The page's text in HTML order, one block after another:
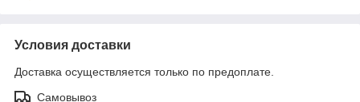
Условия доставки
Доставка осуществляется только по предоплате.
Самовывоз